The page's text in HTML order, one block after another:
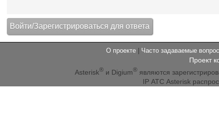
О проекте Часто задаваемые
Проект
Asterisk® и Digium® являются
IP АТС Asterisk